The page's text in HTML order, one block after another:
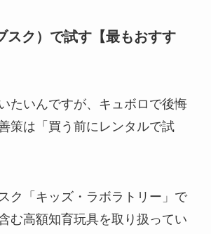
スク）で試す【最もおすす
たいんですが、キュボロで後悔
策は「買う前にレンタルで試
ク「キッズ・ラボラトリー」で
む高額知育玩具を取り扱ってい